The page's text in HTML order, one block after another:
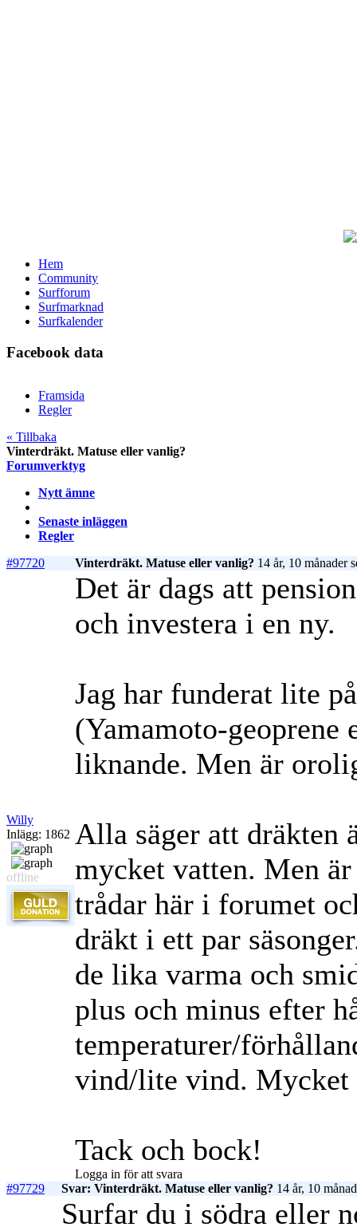
Hem
Community
Surfforum
Surfmarknad
Surfkalender
Facebook data
Framsida
Regler
« Tillbaka
Vinterdräkt. Matuse eller vanlig?
Forumverktyg
Nytt ämne
Senaste inläggen
Regler
#97720
Vinterdräkt. Matuse eller vanlig? 14 år, 10 månader
Willy
Inlägg: 1862
offline
Det är dags att
och investera i en ny.
Jag har funderat lite
(Yamamoto-
liknande. Men är
Alla säger att dräkten
mycket vatten. Men
trådar här i forumet
dräkt i ett par
de lika varma och
plus och minus efter
temperaturer/
vind/lite vind.
Tack och bock!
Logga in för att svara
#97729
Svar: Vinterdräkt. Matuse eller vanlig? 14 år, 10
Surfar du i södra eller